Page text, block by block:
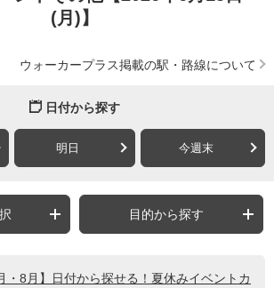
(月)】
ウォーカープラス掲載の駅・路線について
日付から探す
明日 今週末
目的から探す
・8月】日付から探せる！夏休みイベントカ